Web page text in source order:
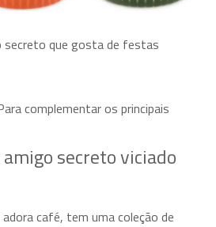
secreto que gosta de festas
complementar os principais
secreto viciado
café, tem uma coleção de